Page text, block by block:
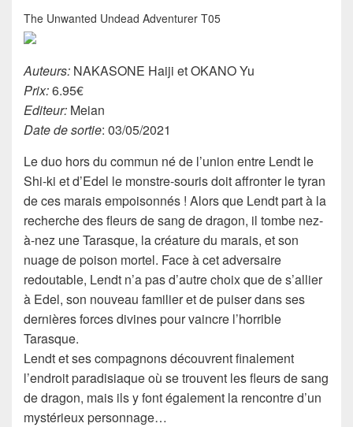
The Unwanted Undead Adventurer T05
Auteurs: NAKASONE Haiji et OKANO Yu
Prix:6.95€
Editeur: Meian
Date de sortie: 03/05/2021
Le duo hors du commun né de l’union entre Lendt le
Shi-ki et d’Edel le monstre-souris doit affronter le tyran
de ces marais empoisonnés ! Alors que Lendt part à la
recherche des fleurs de sang de dragon, il tombe nez-
à-nez une Tarasque, la créature du marais, et son
nuage de poison mortel. Face à cet adversaire
redoutable, Lendt n’a pas d’autre choix que de s’allier
à Edel, son nouveau familier et de puiser dans ses
dernières forces divines pour vaincre l’horrible
Tarasque.
Lendt et ses compagnons découvrent finalement
l’endroit paradisiaque où se trouvent les fleurs de sang
de dragon, mais ils y font également la rencontre d’un
mystérieux personnage…